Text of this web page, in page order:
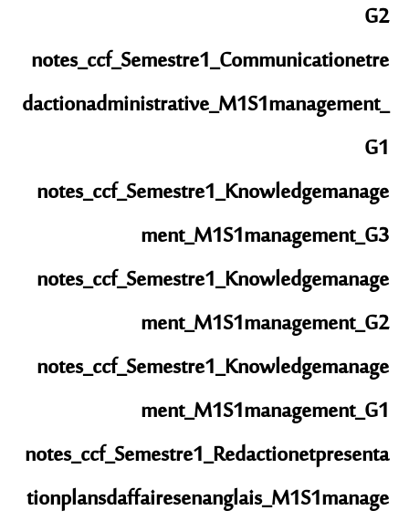
G2
notes_ccf_Semestre1_Communicationetre
dactionadministrative_M1S1management_
G1
notes_ccf_Semestre1_Knowledgemanage
ment_M1S1management_G3
notes_ccf_Semestre1_Knowledgemanage
ment_M1S1management_G2
notes_ccf_Semestre1_Knowledgemanage
ment_M1S1management_G1
notes_ccf_Semestre1_Redactionetpresenta
tionplansdaffairesenanglais_M1S1manage